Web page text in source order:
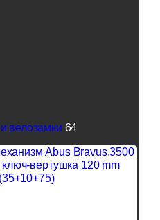
велозамки 64
Abus Bravus.3500
вертушка 120 mm
(35+10+75)